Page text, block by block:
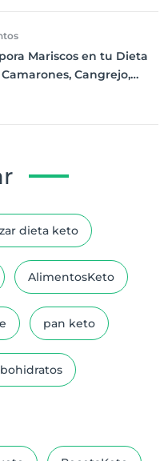
Mariscos en tu Dieta
Cangrejo,
dieta keto
AlimentosKeto
pan keto